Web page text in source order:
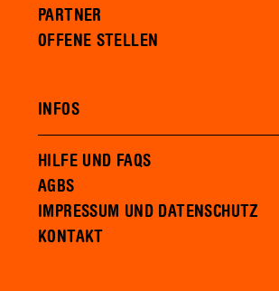
PARTNER
OFFENE STELLEN
INFOS
HILFE UND FAQS
AGBS
IMPRESSUM UND DATENSCHUTZ
KONTAKT